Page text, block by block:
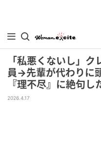
「私悪くないし」
員→先輩が代わりに
『理不尽』に絶句し
2026.4.17